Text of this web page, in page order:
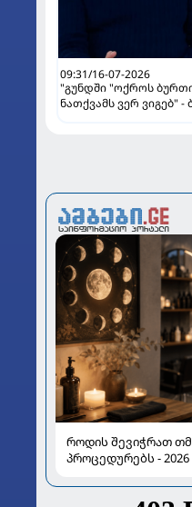
09:31/16-07-2026
"გუნდში "ოქროს
ნათქვამს ვერ ვიგებ"
როდის შევიჭრათ
პროცედურებს -